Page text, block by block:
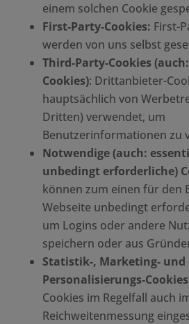
einem solchen Cookie
First-Party-Cookies: First-
werden von uns selbst
Third-Party-Cookies
Cookies): Drittanbieter-
hauptsächlich von
Dritten) verwendet, um
Benutzerinformationen zu
Notwendige (auch:
unbedingt erforderliche)
können zum einen für den
Webseite unbedingt
um Logins oder andere
speichern oder aus
Statistik-, Marketing- und
Personalisierungs-Cookies
Cookies im Regelfall auch
Reichweitenmessung